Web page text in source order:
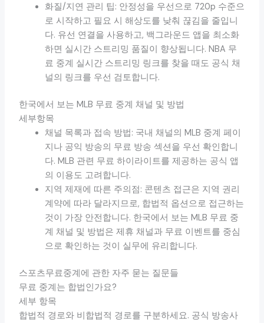
화질/지연 관리 팁: 안정성을 우선으로 720p 수준으
로 시작하고 필요 시 해상도를 낮춰 끊김을 줄입니
다. 유선 연결을 사용하고, 백그라운드 앱을 최소화
하면 실시간 스트리밍 품질이 향상됩니다. NBA 무
료 중계 실시간 스트리밍 링크를 찾을 때도 공식 채
널의 링크를 우선 검토합니다.
한국에서 보는 MLB 무료 중계 채널 및 방법
세부항목
채널 목록과 접속 방법: 국내 채널의 MLB 중계 페이
지나 공익 방송의 무료 방송 섹션을 우선 확인합니
다. MLB 관련 무료 하이라이트를 제공하는 공식 앱
의 이용도 고려합니다.
지역 제재에 따른 주의점: 콘텐츠 접근은 지역 권리
계약에 따라 달라지므로, 합법적 옵션으로 접근하는
것이 가장 안전합니다. 한국에서 보는 MLB 무료 중
계 채널 및 방법은 제휴 채널과 무료 이벤트를 중심
으로 확인하는 것이 실무에 유리합니다.
스포츠무료중계에 관한 자주 묻는 질문들
무료 중계는 합법인가요?
세부 항목
합법적 경로와 비합법적 경로를 구분하세요. 공식 방송사